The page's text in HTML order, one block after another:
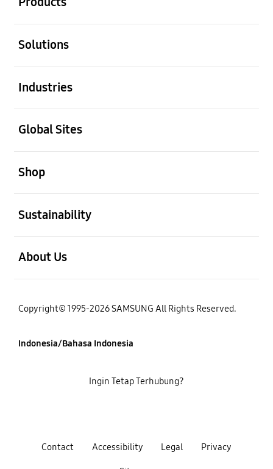
Solutions
Industries
Global Sites
Shop
Sustainability
About Us
Copyright© 1995-2026 SAMSUNG All Rights Reserved.
Indonesia/Bahasa Indonesia
Contact Accessibility Legal Privacy
Ingin Tetap Terhubung?